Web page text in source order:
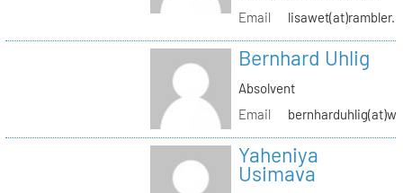
Email
Bernhard Uhlig
Absolvent
Email
Yaheniya
Usimava